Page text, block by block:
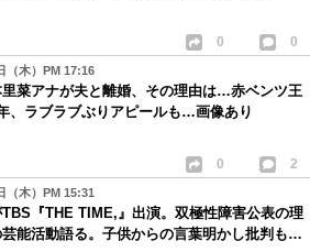
0 0
（木）PM 17:16
菜アナが夫と離婚、その理由は…赤ベンツ王
、ラブラブぶりアピールも…画像あり
0 2
（木）PM 15:31
『THE TIME,』出演。双極性障害公表の理
芸能活動語る。子供からの言葉明かし批判も…